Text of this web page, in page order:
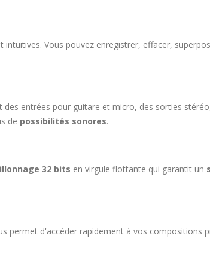
Vous pouvez enregistrer, effacer,
entrées pour guitare et micro, des sorties
de possibilités sonores.
32 bits en virgule flottante qui garantit un
permet d'accéder rapidement à vos compositions